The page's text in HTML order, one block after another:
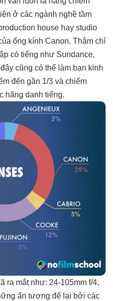
ở các ngành nghề tầm
house hay studio
ống kính Canon. Thậm chí
có tiếng như Sundance,
cũng có thể làm bạn kinh
đến gần 1/3 và chiếm
hãng danh tiếng.
ra mắt như: 24-105mm f/4,
ấn tượng để lại bởi các